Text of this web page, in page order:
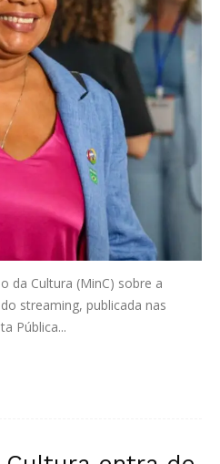
da Cultura (MinC) sobre a
streaming, publicada nas
Pública...